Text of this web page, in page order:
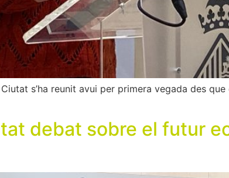
s’ha reunit avui per primera vegada des que
debat sobre el futur